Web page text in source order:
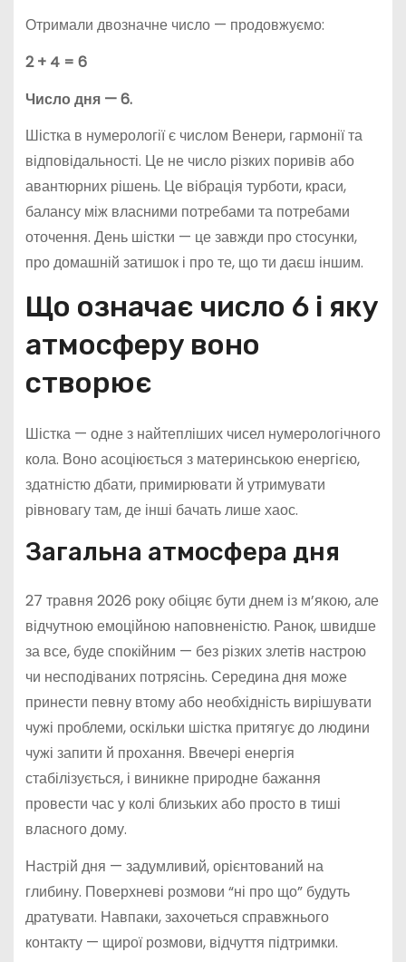
Отримали двозначне число — продовжуємо:
2 + 4 = 6
Число дня — 6.
Шістка в нумерології є числом Венери, гармонії та
відповідальності. Це не число різких поривів або
авантюрних рішень. Це вібрація турботи, краси,
балансу між власними потребами та потребами
оточення. День шістки — це завжди про стосунки,
про домашній затишок і про те, що ти даєш іншим.
Що означає число 6 і яку
атмосферу воно
створює
Шістка — одне з найтепліших чисел нумерологічного
кола. Воно асоціюється з материнською енергією,
здатністю дбати, примирювати й утримувати
рівновагу там, де інші бачать лише хаос.
Загальна атмосфера дня
27 травня 2026 року обіцяє бути днем із м’якою, але
відчутною емоційною наповненістю. Ранок, швидше
за все, буде спокійним — без різких злетів настрою
чи несподіваних потрясінь. Середина дня може
принести певну втому або необхідність вирішувати
чужі проблеми, оскільки шістка притягує до людини
чужі запити й прохання. Ввечері енергія
стабілізується, і виникне природне бажання
провести час у колі близьких або просто в тиші
власного дому.
Настрій дня — задумливий, орієнтований на
глибину. Поверхневі розмови “ні про що” будуть
дратувати. Навпаки, захочеться справжнього
контакту — щирої розмови, відчуття підтримки.